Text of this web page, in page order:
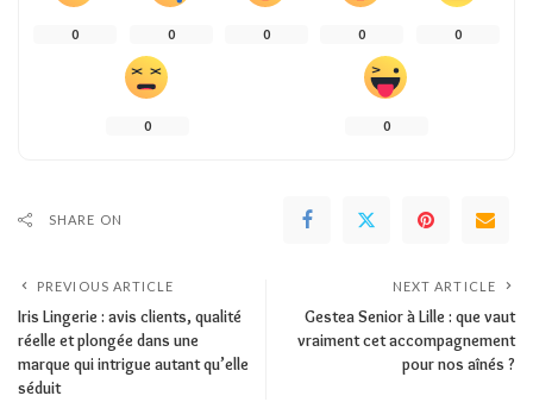
0 0 0 0 0
0 0
SHARE ON
PREVIOUS ARTICLE
Iris Lingerie : avis clients, qualité
réelle et plongée dans une
marque qui intrigue autant qu’elle
séduit
NEXT ARTICLE
Gestea Senior à Lille : que vaut
vraiment cet accompagnement
pour nos aînés ?